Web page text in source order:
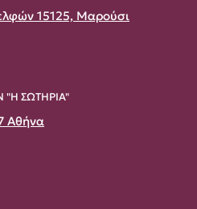
15125, Μαρούσι
ΣΩΤΗΡΙΑ"
Αθήνα